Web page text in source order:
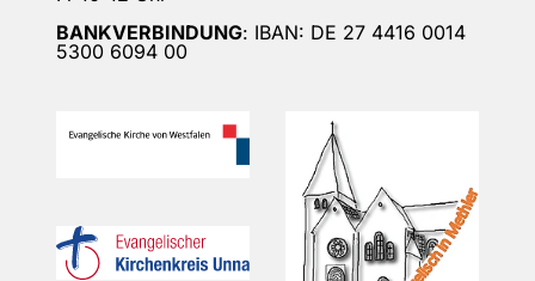
BANKVERBINDUNG: IBAN: DE 27 4416 0014
5300 6094 00